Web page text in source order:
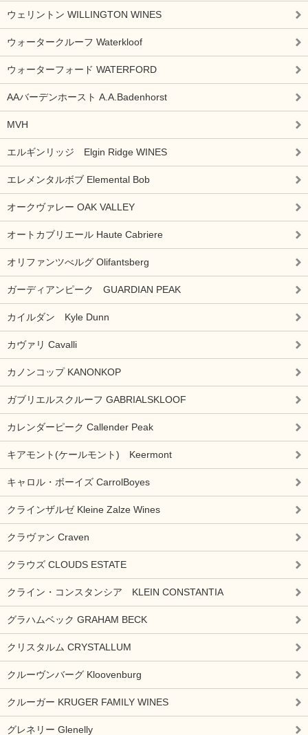
ウェリントン WILLINGTON WINES
ウォータークルーフ Waterkloof
ウォーターフォード WATERFORD
AAバーデンホースト A.A.Badenhorst
MVH
エルギンリッジ Elgin Ridge WINES
エレメンタルボブ Elemental Bob
オークヴァレー OAK VALLEY
オートカブリエール Haute Cabriere
オリファンツべルグ Olifantsberg
ガーディアンピーク GUARDIAN PEAK
カイルダン Kyle Dunn
カヴァリ Cavalli
カノンコップ KANONKOP
ガブリエルスクルーフ GABRIALSKLOOF
カレンダーピーク Callender Peak
キアモント(ケールモント) Keermont
キャロル・ボーイズ CarrolBoyes
クラインザルゼ Kleine Zalze Wines
クラヴァン Craven
クラウズ CLOUDS ESTATE
クライン・コンスタンシア KLEIN CONSTANTIA
グラハムベック GRAHAM BECK
クリスタルム CRYSTALLUM
クルーヴンバーグ Kloovenburg
クルーガー KRUGER FAMILY WINES
グレネリー Glenelly